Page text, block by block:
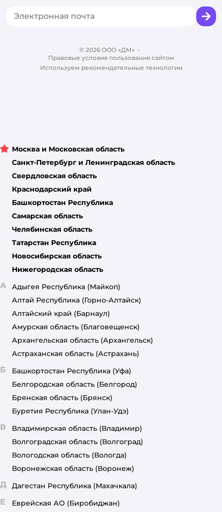
Блог
Корм для собак
© 2026 ООО «ДМ» •
Правовые условия пользования сайтом
Используем рекомендательные технологии
Москва и Московская область
Санкт-Петербург и Ленинградская область
Свердловская область
Краснодарский край
Башкортостан Республика
Самарская область
Челябинская область
Татарстан Республика
Новосибирская область
Нижегородская область
А Адыгея Республика (Майкоп)
Алтай Республика (Горно-Алтайск)
Алтайский край (Барнаул)
Амурская область (Благовещенск)
Архангельская область (Архангельск)
Астраханская область (Астрахань)
Б Башкортостан Республика (Уфа)
Белгородская область (Белгород)
Брянская область (Брянск)
Бурятия Республика (Улан-Удэ)
В Владимирская область (Владимир)
Волгоградская область (Волгоград)
Вологодская область (Вологда)
Воронежская область (Воронеж)
Д Дагестан Республика (Махачкала)
Е Еврейская АО (Биробиджан)